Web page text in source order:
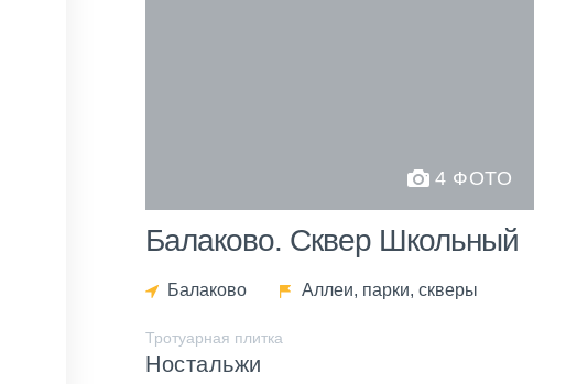
4 ФОТО
Балаково. Сквер Школьный
Балаково Аллеи, парки, скверы
Тротуарная плитка
Ностальжи